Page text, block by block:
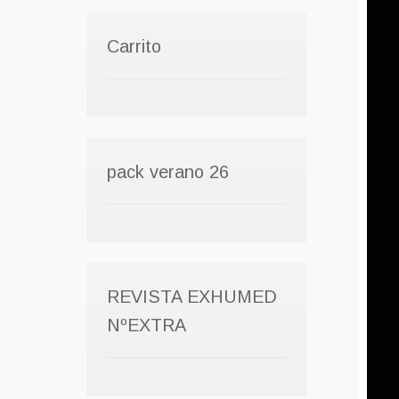
Carrito
pack verano 26
REVISTA EXHUMED
NºEXTRA